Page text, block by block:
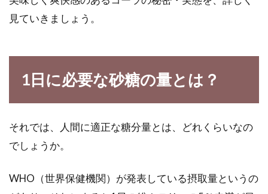
日本人に受け継がれてきた家庭の味、味噌汁。
は？どんな解決策がある？
見ていきましょう。
1日に必要な砂糖の量とは？
それでは、人間に適正な糖分量とは、どれくらいなの
でしょうか。
WHO（世界保健機関）が発表している摂取量というの